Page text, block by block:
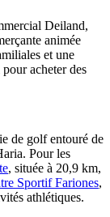
Deiland,
animée
et une
acheter des
de golf entouré de
Pour les
, située à 20,9 km,
Sportif Fariones,
athlétiques.